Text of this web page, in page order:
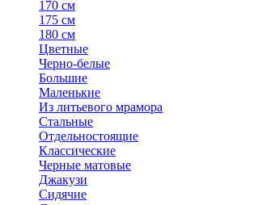
170 см
175 см
180 см
Цветные
Черно-белые
Большие
Маленькие
Из литьевого мрамора
Стальные
Отдельностоящие
Классические
Черные матовые
Джакузи
Сидячие